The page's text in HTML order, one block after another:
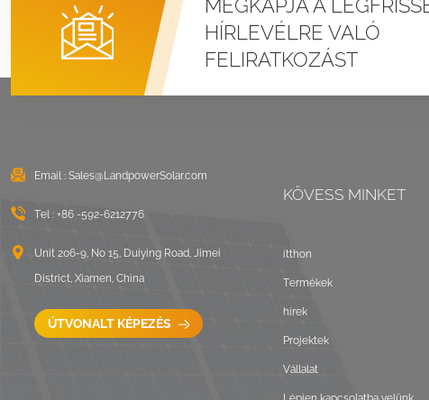
Álló varratú fémtetős
U bilincs
rögzítőrendszerek
RÉSZLETEK MEGTEKINTÉSE
lapostetős ballasztos
RÉSZLETEK MEGTEKINTÉSE
rögzítőrendszerek
MEGKAPJA A
HÍRLEVÉLRE VALÓ
FELIRATKOZÁST
Email : Sales@LandpowerSolar.com
Tel : +86 -592-6212776
Unit 206-9, No 15, Duiying Road, Jimei
District, Xiamen, China
ÚTVONALT KÉPEZÉS
KÖVESS MINKET
itthon
Termékek
hírek
Projektek
Vállalat